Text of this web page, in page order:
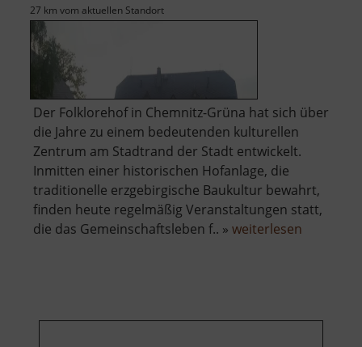
27 km vom aktuellen Standort
Der Folklorehof in Chemnitz-Grüna hat sich über
die Jahre zu einem bedeutenden kulturellen
Zentrum am Stadtrand der Stadt entwickelt.
Inmitten einer historischen Hofanlage, die
traditionelle erzgebirgische Baukultur bewahrt,
finden heute regelmäßig Veranstaltungen statt,
die das Gemeinschaftsleben f.. » weiterlesen